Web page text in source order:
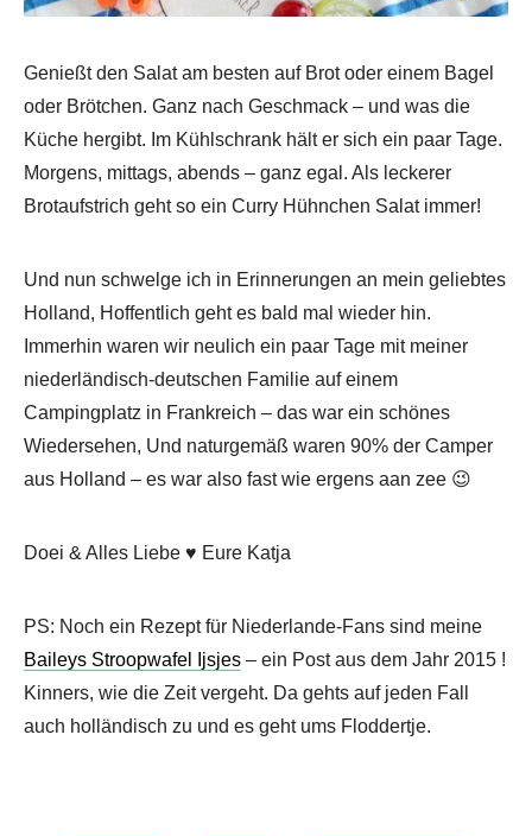
Genießt den Salat am besten auf Brot oder einem Bagel
oder Brötchen. Ganz nach Geschmack – und was die
Küche hergibt. Im Kühlschrank hält er sich ein paar Tage.
Morgens, mittags, abends – ganz egal. Als leckerer
Brotaufstrich geht so ein Curry Hühnchen Salat immer!
Und nun schwelge ich in Erinnerungen an mein geliebtes
Holland, Hoffentlich geht es bald mal wieder hin.
Immerhin waren wir neulich ein paar Tage mit meiner
niederländisch-deutschen Familie auf einem
Campingplatz in Frankreich – das war ein schönes
Wiedersehen, Und naturgemäß waren 90% der Camper
aus Holland – es war also fast wie ergens aan zee 😉
Doei & Alles Liebe ♥ Eure Katja
PS: Noch ein Rezept für Niederlande-Fans sind meine
Baileys Stroopwafel Ijsjes – ein Post aus dem Jahr 2015 !
Kinners, wie die Zeit vergeht. Da gehts auf jeden Fall
auch holländisch zu und es geht ums Floddertje.